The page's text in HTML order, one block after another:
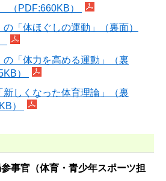
（PDF:660KB）
の「体ほぐしの運動」（裏面）
の「体力を高める運動」（裏
）
新しくなった体育理論」（裏
）
事官（体育・青少年スポーツ担